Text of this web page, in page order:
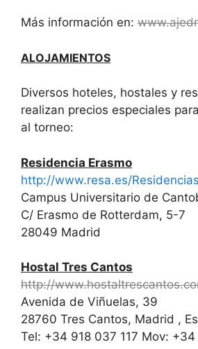
Más información en:
ALOJAMIENTOS
Diversos hoteles, hostales y
realizan precios especiales
al torneo:
Residencia Erasmo
http://www.resa.es/
Campus Universitario de
C/ Erasmo de Rotterdam, 5-7
28049 Madrid
Hostal Tres Cantos
http://
Avenida de Viñuelas, 39
28760 Tres Cantos, Madrid ,
Tel: +34 918 037 117 Mov: